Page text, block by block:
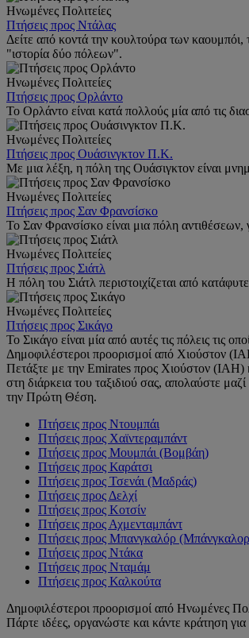
Ηνωμένες Πολιτείες
Πτήσεις προς Ντάλας
Δείτε από κοντά την κουλτούρα των
"ιστορία δύο πόλεων".
Ηνωμένες Πολιτείες
Πτήσεις προς Ορλάντο
Το Ορλάντο είναι κατά πολλούς μία από τις
Ηνωμένες Πολιτείες
Πτήσεις προς Ουάσινγκτον Π.Κ.
Με μια λέξη, η πόλη της Ουάσιγκτον είναι
Ηνωμένες Πολιτείες
Πτήσεις προς Σαν Φρανσίσκο
Το Σαν Φρανσίσκο είναι μια πόλη αντιθέσεων,
Ηνωμένες Πολιτείες
Πτήσεις προς Σιάτλ
Η πόλη του Σιάτλ περιστοιχίζεται από
Ηνωμένες Πολιτείες
Πτήσεις προς Σικάγο
Το Σικάγο είναι μία από αυτές τις πόλεις τις
Δημοφιλέστεροι προορισμοί από Χιούστον
Πετάξτε με την Emirates προς Χιούστον (IAH)
στη διάρκεια του ταξιδιού σας, απολαύστε
την Πρώτη Θέση.
Πτήσεις προς Ντουμπάι
Πτήσεις προς Χαϊντεραμπάντ
Πτήσεις προς Μουμπάι (Βομβάη)
Πτήσεις προς Καράτσι
Πτήσεις προς Τσενάι (Μαδράς)
Πτήσεις προς Δελχί
Πτήσεις προς Κοτσίν
Πτήσεις προς Αχμενταμπάντ
Πτήσεις προς Μπανγκαλόρ
Πτήσεις προς Ντάκα
Πτήσεις προς Νταμάμ
Πτήσεις προς Καλκούτα
Δημοφιλέστεροι προορισμοί από Ηνωμένες
Πάρτε ιδέες, οργανώστε και κάντε κράτηση